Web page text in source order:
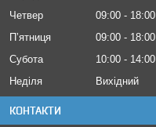
Четвер
09:00
18:00
Пʼятниця
09:00
18:00
Субота
10:00
14:00
Неділя
Вихідний
КОНТАКТИ